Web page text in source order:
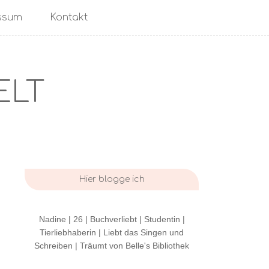
Kontakt
Hier blogge ich
Nadine | 26 | Buchverliebt | Studentin |
Tierliebhaberin | Liebt das Singen und
Schreiben | Träumt von Belle's Bibliothek